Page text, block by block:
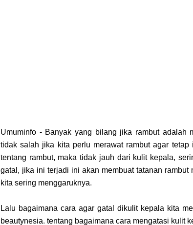
Umuminfo - Banyak yang bilang jika rambut adalah
tidak salah jika kita perlu merawat rambut agar tetap
tentang rambut, maka tidak jauh dari kulit kepala,
gatal, jika ini terjadi ini akan membuat tatanan rambut
kita sering menggaruknya.
Lalu bagaimana cara agar gatal dikulit kepala kita
beautynesia. tentang bagaimana cara mengatasi kulit